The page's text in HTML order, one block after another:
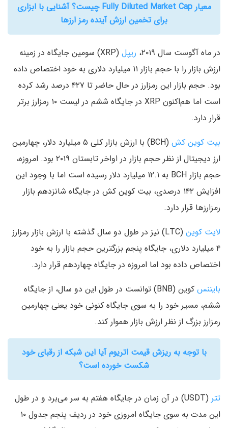
معیار Fully Diluted Market Cap چیست؟ آشنایی با ابزاری
برای تخمین ارزش آینده رمز ارزها
در ماه آگوست سال ۲۰۱۹، ریپل
(XRP) سومین جایگاه در زمینه
ارزش بازار را با حجم بازار ۱۱ میلیارد دلاری به خود اختصاص داده
بود. حجم بازار این رمزارز در حال حاضر تا ۴۲۷ درصد رشد کرده
است اما هم‌اکنون XRP در جایگاه ششم در لیست ۱۰ رمزارز برتر
قرار دارد.
بیت کوین کش
(BCH) با ارزش بازار کلی ۵ میلیارد دلار، چهارمین
ارز دیجیتال از نظر حجم بازار در اواخر تابستان ۲۰۱۹ بود. امروزه،
حجم بازار BCH به ۱۲.۱ میلیارد دلار رسیده است اما با وجود این
افزایش ۱۴۲ درصدی، بیت کوین کش در جایگاه شانزدهم بازار
رمزارزها قرار دارد.
لایت کوین
(LTC) نیز در طول دو سال گذشته با ارزش بازار رمزارز
۴ میلیارد دلاری، جایگاه پنجم بزرگترین حجم بازار را به خود
اختصاص داده بود اما امروزه در جایگاه چهاردهم قرار دارد.
بایننس
کوین (BNB) توانست در طول این دو سال، از جایگاه
ششم، مسیر خود را به سوی جایگاه کنونی خود یعنی چهارمین
رمزارز بزرگ از نظر ارزش بازار هموار کند.
با توجه به ریزش قیمت اتریوم آیا این شبکه از رقبای خود
شکست خورده است؟
تتر
(USDT) در آن زمان در جایگاه هفتم به سر می‌برد و در طول
این مدت به سوی جایگاه امروزی خود در ردیف پنجم جدول ۱۰